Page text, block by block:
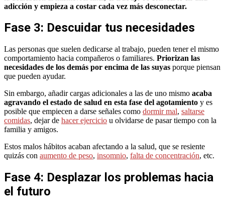
adicción y empieza a costar cada vez más desconectar.
Fase 3: Descuidar tus necesidades
Las personas que suelen dedicarse al trabajo, pueden tener el mismo
comportamiento hacia compañeros o familiares. Priorizan las
necesidades de los demás por encima de las suyas porque piensan
que pueden ayudar.
Sin embargo, añadir cargas adicionales a las de uno mismo acaba
agravando el estado de salud en esta fase del agotamiento y es
posible que empiecen a darse señales como dormir mal, saltarse
comidas, dejar de hacer ejercicio u olvidarse de pasar tiempo con la
familia y amigos.
Estos malos hábitos acaban afectando a la salud, que se resiente
quizás con aumento de peso, insomnio, falta de concentración, etc.
Fase 4: Desplazar los problemas hacia
el futuro